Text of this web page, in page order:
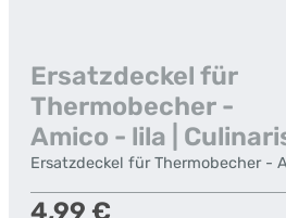
Ersatzdeckel für
Thermobecher -
Amico - lila |
Ersatzdeckel für Thermobecher -
Regulärer Preis:
4,99 €